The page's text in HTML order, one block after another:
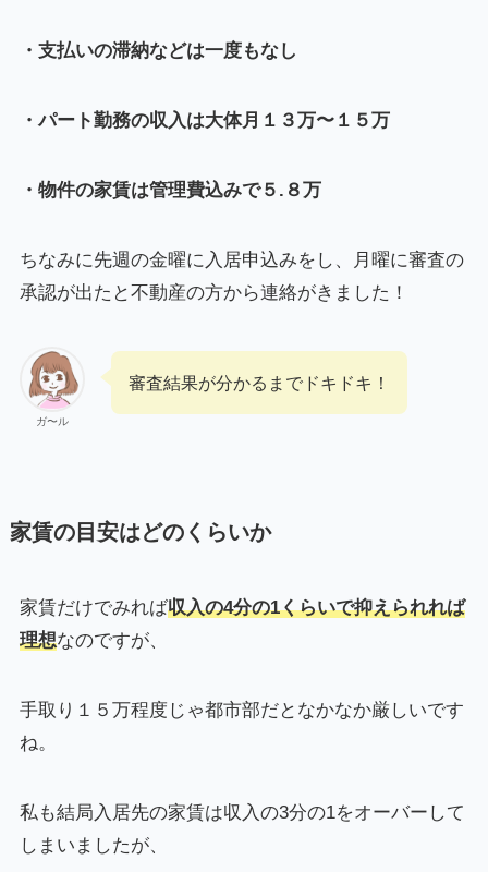
・支払いの滞納などは一度もなし
・パート勤務の収入は大体月１３万〜１５万
・物件の家賃は管理費込みで５.８万
ちなみに先週の金曜に入居申込みをし、月曜に審査の
承認が出たと不動産の方から連絡がきました！
ガ〜ル
審査結果が分かるまでドキドキ！
家賃の目安はどのくらいか
家賃だけでみれば収入の4分の1くらいで抑えられれば
理想なのですが、
手取り１５万程度じゃ都市部だとなかなか厳しいです
ね。
私も結局入居先の家賃は収入の3分の1をオーバーして
しまいましたが、